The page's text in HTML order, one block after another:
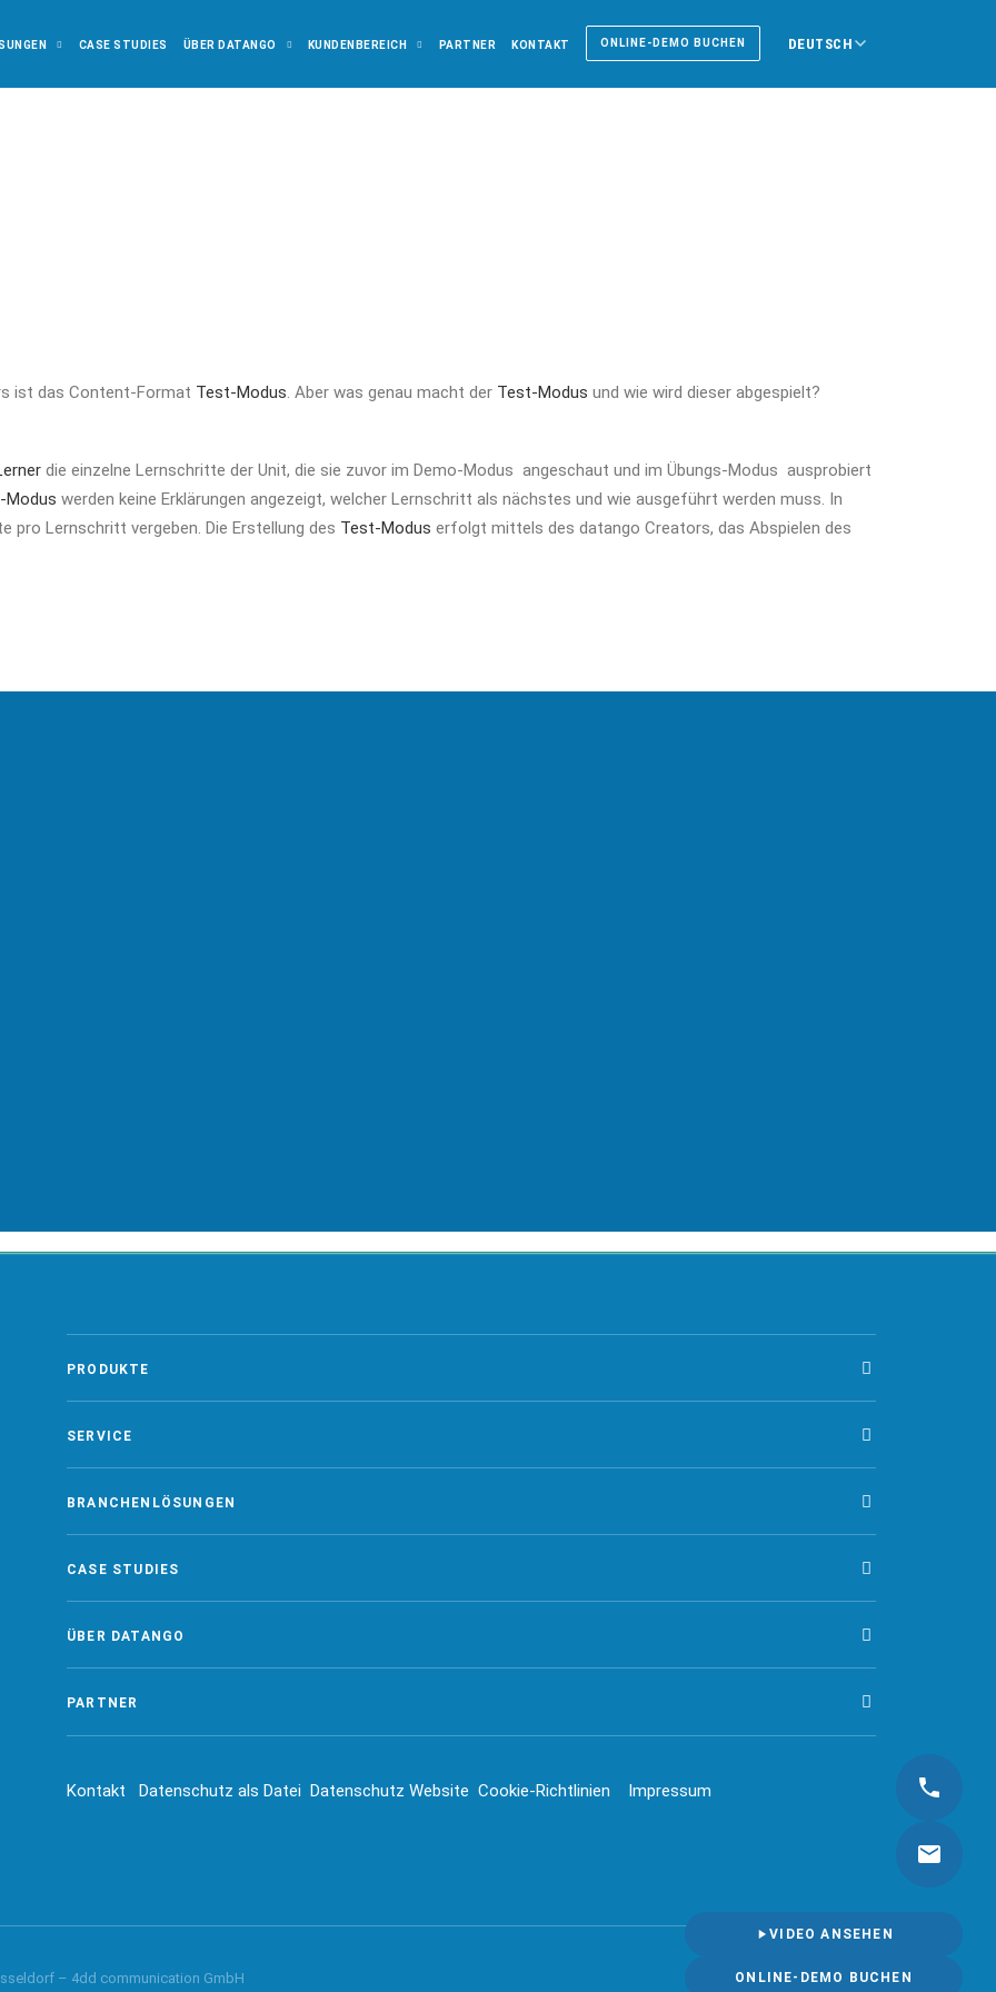
CASE STUDIES ÜBER DATANGO KUNDENBEREICH PARTNER KONTAKT ONLINE-DEMO BUCHEN DEUTSCH
ist das Content-Format Test-Modus. Aber was genau macht der Test-Modus und wie wird dieser abgespielt?
die einzelne Lernschritte der Unit, die sie zuvor im Demo-Modus angeschaut und im Übungs-Modus ausprobiert
Modus werden keine Erklärungen angezeigt, welcher Lernschritt als nächstes und wie ausgeführt werden muss. In
pro Lernschritt vergeben. Die Erstellung des Test-Modus erfolgt mittels des datango Creators, das Abspielen des
PRODUKTE
SERVICE
BRANCHENLÖSUNGEN
CASE STUDIES
ÜBER DATANGO
PARTNER
Kontakt Datenschutz als Datei Datenschutz Website Cookie-Richtlinien Impressum
– 4dd communication GmbH
VIDEO ANSEHEN
ONLINE-DEMO BUCHEN